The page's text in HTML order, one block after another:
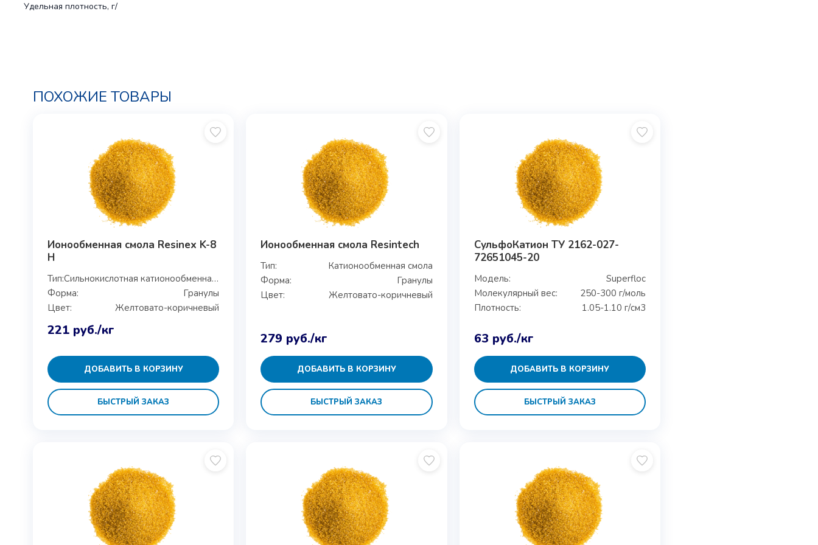
Удельная плотность, г/
ПОХОЖИЕ ТОВАРЫ
Ионообменная смола Resinex K-8
H
Тип:
Сильнокислотная катионообменная смола
Форма:
Гранулы
Цвет:
Желтовато-коричневый
221 руб./кг
ДОБАВИТЬ В КОРЗИНУ
БЫСТРЫЙ ЗАКАЗ
Ионообменная смола Resintech
Тип:
Катионообменная смола
Форма:
Гранулы
Цвет:
Желтовато-коричневый
279 руб./кг
ДОБАВИТЬ В КОРЗИНУ
БЫСТРЫЙ ЗАКАЗ
СульфоКатион ТУ 2162-027-
72651045-20
Модель:
Superfloc
Молекулярный вес:
250-300 г/моль
Плотность:
1.05-1.10 г/см3
63 руб./кг
ДОБАВИТЬ В КОРЗИНУ
БЫСТРЫЙ ЗАКАЗ